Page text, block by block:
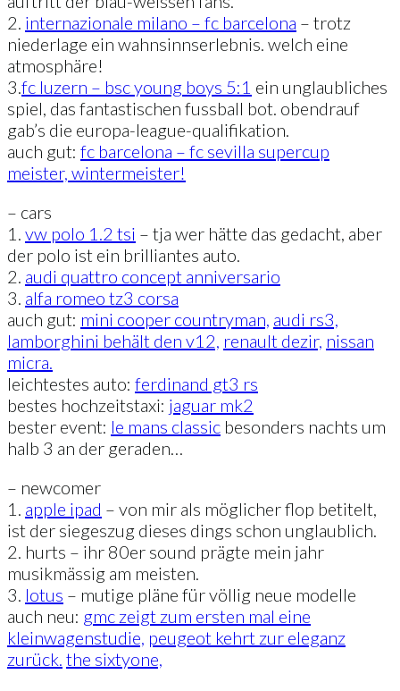
2. internazionale milano – fc barcelona – trotz
niederlage ein wahnsinnserlebnis. welch eine
atmosphäre!
3.fc luzern – bsc young boys 5:1 ein unglaubliches
spiel, das fantastischen fussball bot. obendrauf
gab’s die europa-league-qualifikation.
auch gut: fc barcelona – fc sevilla supercup
meister, wintermeister!
– cars
1. vw polo 1.2 tsi – tja wer hätte das gedacht, aber
der polo ist ein brilliantes auto.
2. audi quattro concept anniversario
3. alfa romeo tz3 corsa
auch gut: mini cooper countryman, audi rs3,
lamborghini behält den v12, renault dezir, nissan
micra.
leichtestes auto: ferdinand gt3 rs
bestes hochzeitstaxi: jaguar mk2
bester event: le mans classic besonders nachts um
halb 3 an der geraden…
– newcomer
1. apple ipad – von mir als möglicher flop betitelt,
ist der siegeszug dieses dings schon unglaublich.
2. hurts – ihr 80er sound prägte mein jahr
musikmässig am meisten.
3. lotus – mutige pläne für völlig neue modelle
auch neu: gmc zeigt zum ersten mal eine
kleinwagenstudie, peugeot kehrt zur eleganz
zurück. the sixtyone,